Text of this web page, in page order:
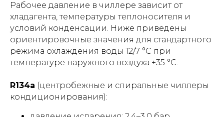
Рабочее давление в чиллере зависит от
хладагента, температуры теплоносителя и
условий конденсации. Ниже приведены
ориентировочные значения для стандартного
режима охлаждения воды 12/7 °С при
температуре наружного воздуха +35 °С.
R134a (центробежные и спиральные чиллеры
кондиционирования):